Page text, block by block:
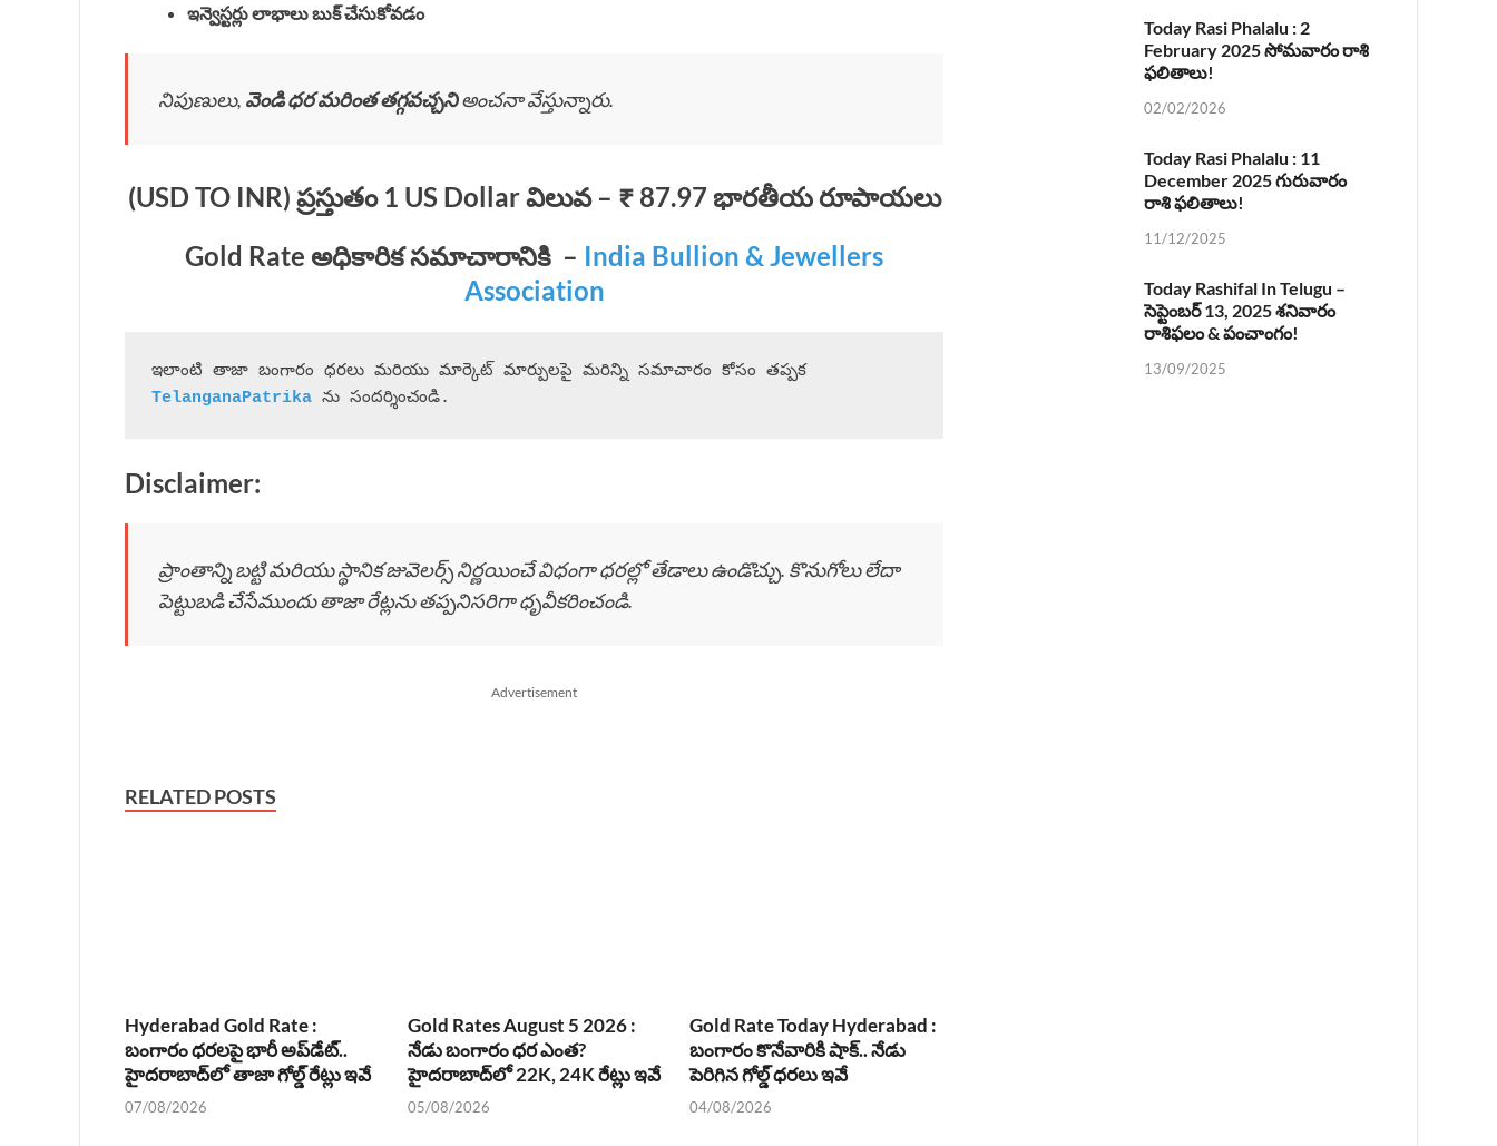
ఇన్వెస్టర్లు లాభాలు బుక్ చేసుకోవడం
నిపుణులు, వెండి ధర మరింత తగ్గవచ్చనిఅంచనా వేస్తున్నారు.
(USD TO INR) ప్రస్తుతం 1 US Dollar విలువ – ₹ 87.97 భారతీయ రూపాయలు
Gold Rate అధికారిక సమాచారానికి – India Bullion & Jewellers
Association
ను సందర్శించండి.
Disclaimer:
ప్రాంతాన్ని బట్టి మరియు స్థానిక జువెలర్స్ నిర్ణయించే విధంగా ధరల్లో తేడాలు ఉండొచ్చు. కొనుగోలు లేదా
పెట్టుబడి చేసేముందు తాజా రేట్లను తప్పనిసరిగా ధృవీకరించండి.
Advertisement
RELATED POSTS
Hyderabad Gold Rate :
బంగారం ధరలపై భారీ అప్‌డేట్..
హైదరాబాద్‌లో తాజా గోల్డ్ రేట్లు ఇవే
07/08/2026
Gold Rates August 5 2026 :
నేడు బంగారం ధర ఎంత?
హైదరాబాద్‌లో 22K, 24K రేట్లు ఇవే
05/08/2026
Gold Rate Today Hyderabad :
బంగారం కొనేవారికి షాక్.. నేడు
పెరిగిన గోల్డ్ ధరలు ఇవే
04/08/2026
Today Rasi Phalalu : 2
February 2025 సోమవారం రాశి
ఫలితాలు!
02/02/2026
Today Rasi Phalalu : 11
December 2025 గురువారం
రాశి ఫలితాలు!
11/12/2025
Today Rashifal In Telugu –
సెప్టెంబర్ 13, 2025 శనివారం
రాశిఫలం & పంచాంగం!
13/09/2025